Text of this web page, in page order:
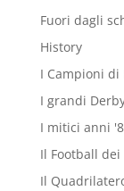
Fuori dagli
History
I Campioni di
I grandi
I mitici anni
Il Football
Il